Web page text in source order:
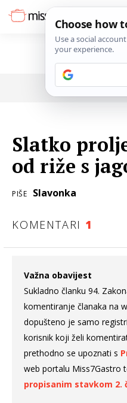
Slatko
od riže s
PIŠE Slavonka
KOMENTARI 1
Važna obavijest
Sukladno članku 94.
komentiranje članaka na
dopušteno je samo
korisnik koji želi
prethodno se upoznati s
web portalu Miss7Gastro
propisanim stavkom 2.